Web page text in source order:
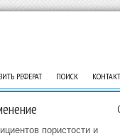
РЕФЕРАТ ПОИСК
пористости и